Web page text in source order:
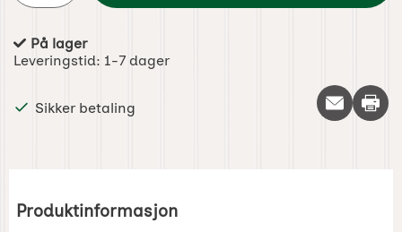
Produkttilgjengelighet:
På lager
Leveringstid: 1-7 dager
Sikker betaling Skriv
Produktinformasjon